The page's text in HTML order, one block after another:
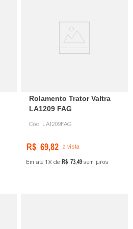
Rolamento Trator Valtra
LA1209 FAG
Cód: LA1209FAG
R$ 69,82 à vista
Em até 1 de R$ 73,49 sem juros